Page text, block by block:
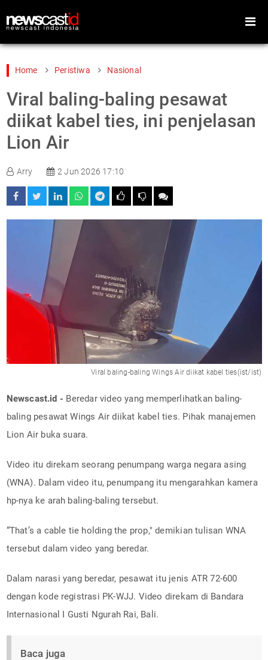
Home
Peristiwa
Teknologi
Video
Foto
Home Peristiwa Nasional
Viral baling-baling pesawat
diikat kabel ties, ini penjelasan
Lion Air
Arry 2 Jun 2026 17:10
Viral baling-baling Wings Air diikat kabel ties(ist/ist)
Newscast.id - Beredar video yang memperlihatkan baling-
baling pesawat Wings Air diikat kabel ties. Pihak manajemen
Lion Air buka suara.
Video itu direkam seorang penumpang warga negara asing
(WNA). Dalam video itu, penumpang itu mengarahkan kamera
hp-nya ke arah baling-baling tersebut.
“That’s a cable tie holding the prop," demikian tulisan WNA
tersebut dalam video yang beredar.
Dalam narasi yang beredar, pesawat itu jenis ATR 72-600
dengan kode registrasi PK-WJJ. Video direkam di Bandara
Internasional I Gusti Ngurah Rai, Bali.
Baca juga